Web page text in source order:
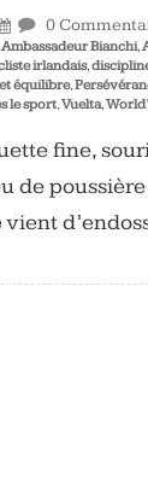
0
Ambassadeur Bianchi,
irlandais,
équilibre,
le sport,Vuelta,World
fine,
de
vient